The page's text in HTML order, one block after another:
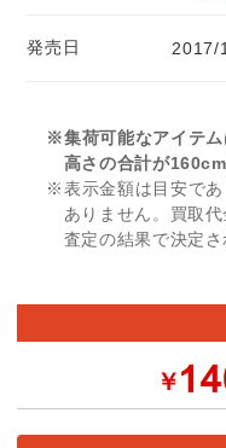
発売日 2017/
※集荷可能なアイテム
高さの合計が
※表示金額は目安であ
ありません。買取
査定の結果で決定さ
￥